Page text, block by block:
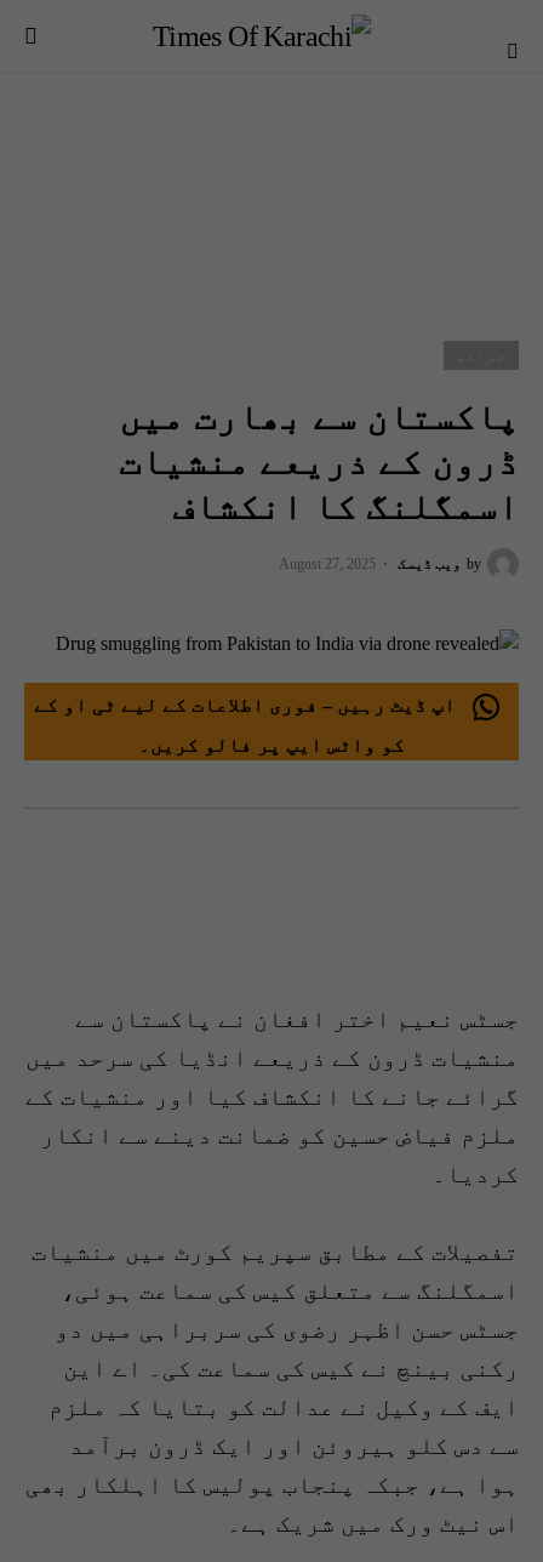
پاکستان سے بھارت میں
ڈرون کے ذریعے منشیات
اسمگلنگ کا انکشاف
by ویب ڈیسک August 27, 2025
اپ ڈیٹ رہیں – فوری اطلاعات کے لیے ٹی او کے
کو واٹس ایپ پر فالو کریں۔
جسٹس نعیم اختر افغان نے پاکستان سے
منشیات ڈرون کے ذریعے انڈیا کی سرحد میں
گرائے جانے کا انکشاف کیا اور منشیات کے
ملزم فیاض حسین کو ضمانت دینے سے انکار
کردیا۔
تفصیلات کے مطابق سپریم کورٹ میں منشیات
اسمگلنگ سے متعلق کیس کی سماعت ہوئی،
جسٹس حسن اظہر رضوی کی سربراہی میں دو
رکنی بینچ نے کیس کی سماعت کی۔ اے این
ایف کے وکیل نے عدالت کو بتایا کہ ملزم
سے دس کلو ہیروئن اور ایک ڈرون برآمد
ہوا ہے، جبکہ پنجاب پولیس کا اہلکار بھی
اس نیٹ ورک میں شریک ہے۔